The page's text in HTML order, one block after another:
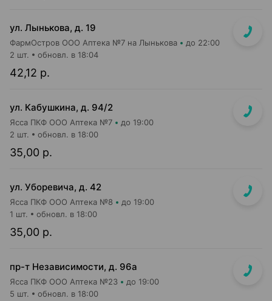
ул. Лынькова, д. 19
ФармОстров ООО Аптека №7 на Лынькова до 22:00
42,12 р.
2 шт. обновл. в 18:04
ул. Кабушкина, д. 94/2
Ясса ПКФ ООО Аптека №7 до 19:00
35,00 р.
2 шт. обновл. в 18:00
ул. Уборевича, д. 42
Ясса ПКФ ООО Аптека №8 до 19:00
35,00 р.
1 шт. обновл. в 18:00
пр-т Независимости, д. 96а
Ясса ПКФ ООО Аптека №23 до 19:00
5 шт. обновл. в 18:00